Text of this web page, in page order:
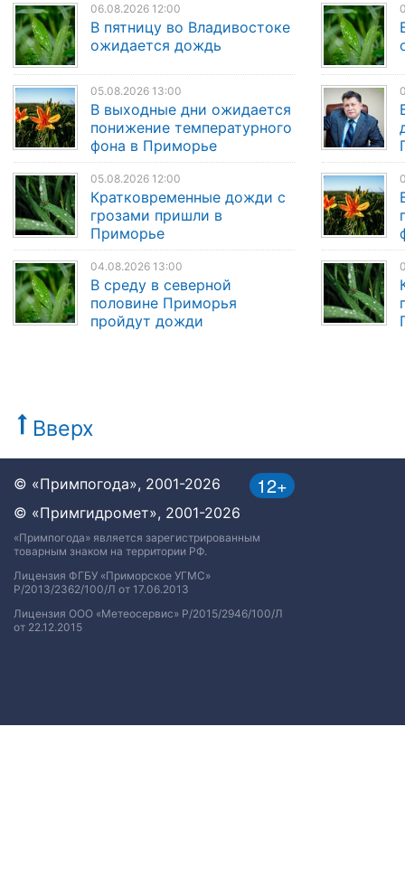
06.08.2026 12:00
В пятницу во Владивостоке
ожидается дождь
05.08.2026 13:00
В выходные дни ожидается
понижение температурного
фона в Приморье
05.08.2026 12:00
Кратковременные дожди с
грозами пришли в
Приморье
04.08.2026 13:00
В среду в северной
половине Приморья
пройдут дожди
Вверх
12+
© «Примпогода», 2001-2026
© «Примгидромет», 2001-2026
«Примпогода» является зарегистрированным
товарным знаком на территории РФ.
Лицензия ФГБУ «Приморское УГМС»
Р/2013/2362/100/Л от 17.06.2013
Лицензия ООО «Метеосервис» Р/2015/2946/100/Л
от 22.12.2015